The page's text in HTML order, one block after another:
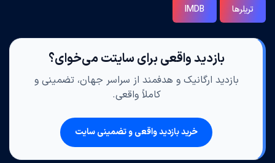
تریلرها IMDB
بازدید واقعی برای سایتت می‌خوای؟
بازدید ارگانیک و هدفمند از سراسر جهان، تضمینی و
کاملاً واقعی.
خرید بازدید واقعی و تضمینی سایت